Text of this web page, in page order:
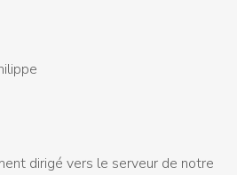
dirigé vers le serveur de notre